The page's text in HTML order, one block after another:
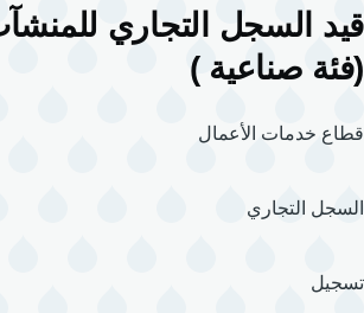
قيد السجل التجاري
(فئة صناعية )
قطاع خدمات الأعمال
السجل التجاري
تسجيل